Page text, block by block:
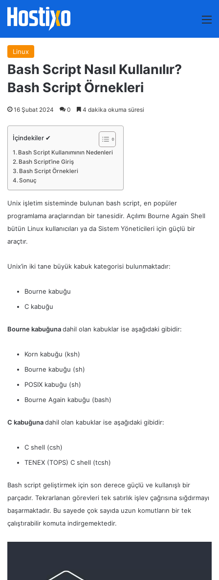
Linux
Bash Script Nasıl Kullanılır?
Bash Script Örnekleri
16 Şubat 2024 0 4 dakika okuma süresi
İçindekiler ✔
Bash Script Kullanımının Nedenleri
Bash Script’ine Giriş
Bash Script Örnekleri
Sonuç
Unix işletim sisteminde bulunan bash script, en popüler
programlama araçlarından bir tanesidir. Açılımı Bourne Again Shell
bütün Linux kullanıcıları ya da Sistem Yöneticileri için güçlü bir
araçtır.
Unix’in iki tane büyük kabuk kategorisi bulunmaktadır:
Bourne kabuğu
C kabuğu
Bourne kabuğunadahil olan kabuklar ise aşağıdaki gibidir:
Korn kabuğu (ksh)
Bourne kabuğu (sh)
POSIX kabuğu (sh)
Bourne Again kabuğu (bash)
C kabuğunadahil olan kabuklar ise aşağıdaki gibidir:
C shell (csh)
TENEX (TOPS) C shell (tcsh)
Bash script geliştirmek için son derece güçlü ve kullanışlı bir
parçadır. Tekrarlanan görevleri tek satırlık işlev çağrısına sığdırmayı
başarmaktadır. Bu sayede çok sayıda uzun komutların bir tek
çalıştırabilir komuta indirgemektedir.